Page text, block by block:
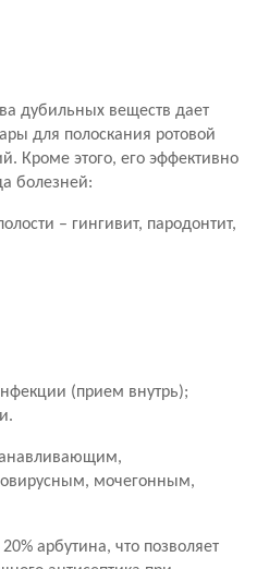
дубильных веществ дает
для полоскания ротовой
Кроме этого, его эффективно
болезней:
– гингивит, пародонтит,
(прием внутрь);
мочегонным,
арбутина, что позволяет